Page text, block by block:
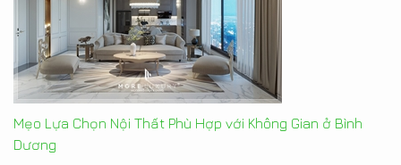
Mẹo Lựa Chọn Nội Thất Phù Hợp với Không Gian ở Bình
Dương